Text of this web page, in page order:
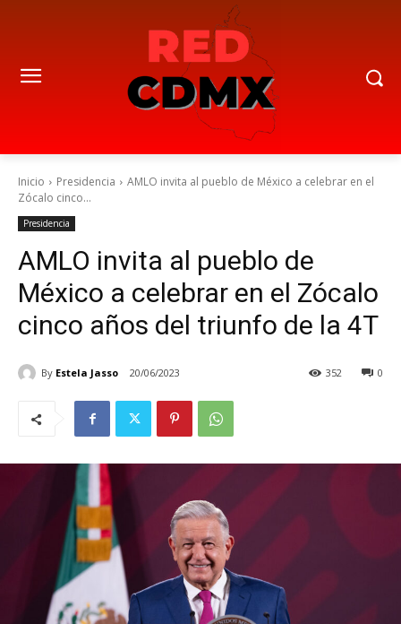
Inicio Presidencia
AMLO invita al pueblo de México a celebrar en el
Zócalo cinco...
Presidencia
AMLO invita al pueblo de
México a celebrar en el Zócalo
cinco años del triunfo de la 4T
By Estela Jasso 20/06/2023 0
352